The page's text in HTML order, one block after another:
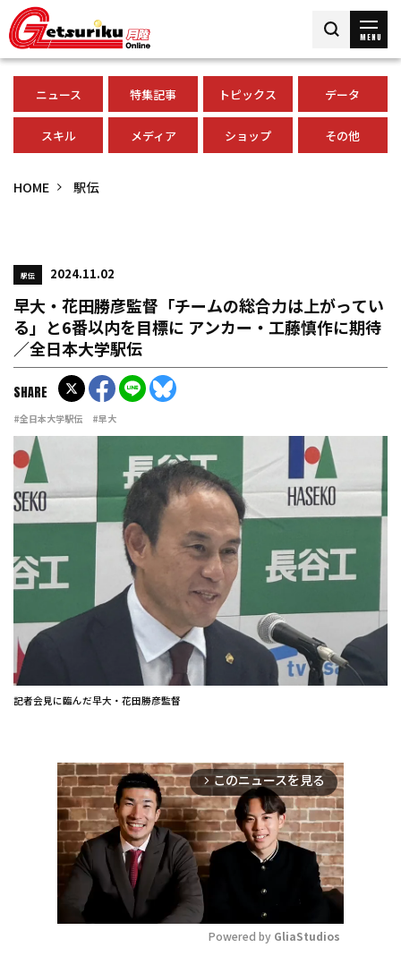
MENU
ニュース 特集記事 トピックス データ
スキル メディア ショップ その他
HOME 駅伝
駅伝 2024.11.02
早大・花田勝彦監督「チームの総合力は上がってい
る」と6番以内を目標に アンカー・工藤慎作に期待
／全日本大学駅伝
#全日本大学駅伝 #早大
SHARE
記者会見に臨んだ早大・花田勝彦監督
arrow_forward_ios このニュースを見る
Powered by GliaStudios